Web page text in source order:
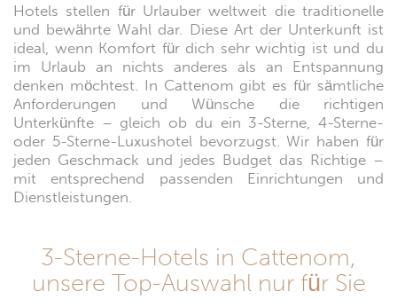
Hotels stellen für Urlauber weltweit die traditionelle
und bewährte Wahl dar. Diese Art der Unterkunft ist
ideal, wenn Komfort für dich sehr wichtig ist und du
im Urlaub an nichts anderes als an Entspannung
denken möchtest. In Cattenom gibt es für sämtliche
Anforderungen und Wünsche die richtigen
Unterkünfte – gleich ob du ein 3-Sterne, 4-Sterne-
oder 5-Sterne-Luxushotel bevorzugst. Wir haben für
jeden Geschmack und jedes Budget das Richtige –
mit entsprechend passenden Einrichtungen und
Dienstleistungen.
3-Sterne-Hotels in Cattenom,
unsere Top-Auswahl nur für Sie